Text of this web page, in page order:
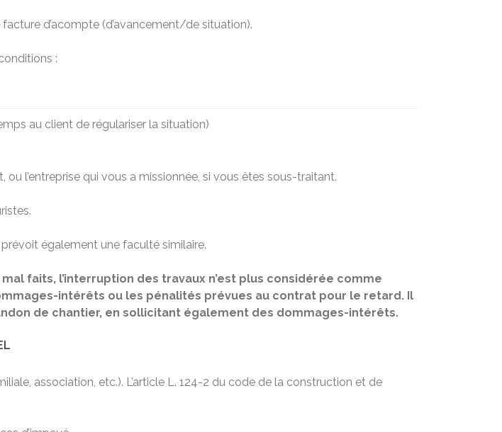
d’acompte (d’avancement/de situation).
:
au client de régulariser la situation)
l’entreprise qui vous a missionnée, si vous êtes sous-traitant.
prévoit également une faculté similaire.
faits, l’interruption des travaux n’est plus considérée comme
intérêts ou les pénalités prévues au contrat pour le retard. Il
de chantier, en sollicitant également des dommages-intérêts.
association, etc.). L’article L. 124-2 du code de la construction et de